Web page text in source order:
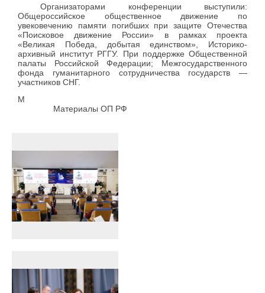
Организаторами конференции выступили:
Общероссийское общественное движение по
увековечению памяти погибших при защите Отечества
«Поисковое движение России» в рамках проекта
«Великая Победа, добытая единством», Историко-
архивный институт РГГУ. При поддержке Общественной
палаты Российской Федерации; Межгосударственного
фонда гуманитарного сотрудничества государств —
участников СНГ.
М
Материалы ОП РФ